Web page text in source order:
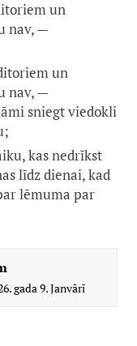
un
nav, —
un
nav, —
sniegt viedokli
kas nedrīkst
līdz dienai, kad
lēmuma par
gada 9. Janvārī